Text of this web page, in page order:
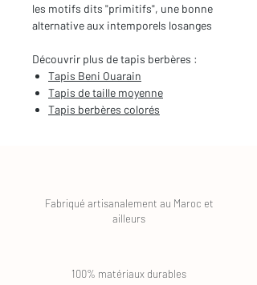
les motifs dits "primitifs", une bonne
alternative aux intemporels losanges
Découvrir plus de tapis berbères :
Tapis Beni Ouarain
Tapis de taille moyenne
Tapis berbères colorés
Fabriqué artisanalement au Maroc et
ailleurs
100% matériaux durables